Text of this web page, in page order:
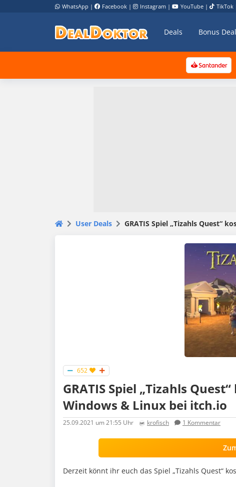
WhatsApp | Facebook | Instagram | YouTube | TikTok
Deals Bonus
User Deals GRATIS Spiel „Tizahls Quest“
652
GRATIS Spiel „Tizahls
Windows & Linux bei itch.io
25.09.2021 um 21:55 Uhr krofisch 1 Kommentar
Derzeit könnt ihr euch das Spiel „Tizahls Quest“